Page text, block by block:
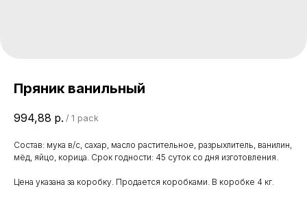
Пряник ванильный
994,88 р. / 1 pack
Состав: мука в/с, сахар, масло растительное, разрыхлитель, ванилин,
мёд, яйцо, корица. Срок годности: 45 суток со дня изготовления.
Цена указана за коробку. Продается коробками. В коробке 4 кг.